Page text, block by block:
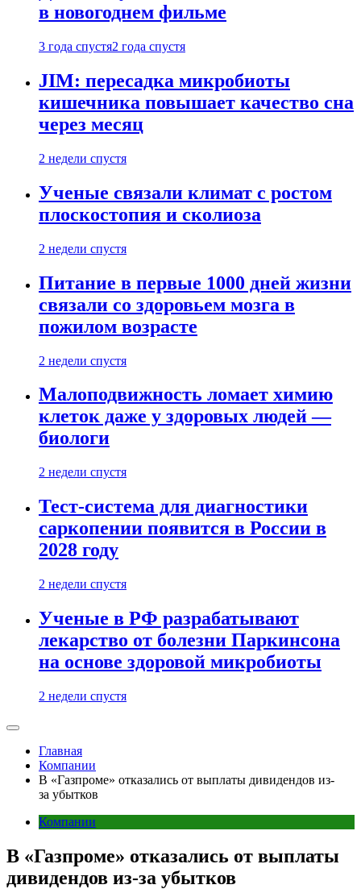
в новогоднем фильме
3 года спустя2 года спустя
JIM: пересадка микробиоты
кишечника повышает качество сна
через месяц
2 недели спустя
Ученые связали климат с ростом
плоскостопия и сколиоза
2 недели спустя
Питание в первые 1000 дней жизни
связали со здоровьем мозга в
пожилом возрасте
2 недели спустя
Малоподвижность ломает химию
клеток даже у здоровых людей —
биологи
2 недели спустя
Тест-система для диагностики
саркопении появится в России в
2028 году
2 недели спустя
Ученые в РФ разрабатывают
лекарство от болезни Паркинсона
на основе здоровой микробиоты
2 недели спустя
Главная
Компании
В «Газпроме» отказались от выплаты дивидендов из-
за убытков
Компании
В «Газпроме» отказались от выплаты
дивидендов из-за убытков